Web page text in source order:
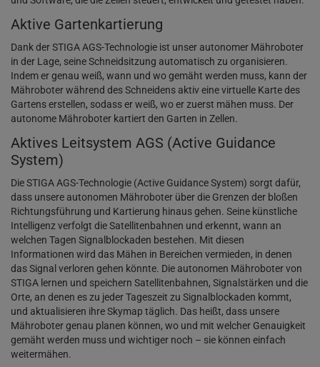
Aktive Gartenkartierung
Dank der STIGA AGS-Technologie ist unser autonomer Mähroboter
in der Lage, seine Schneidsitzung automatisch zu organisieren.
Indem er genau weiß, wann und wo gemäht werden muss, kann der
Mähroboter während des Schneidens aktiv eine virtuelle Karte des
Gartens erstellen, sodass er weiß, wo er zuerst mähen muss. Der
autonome Mähroboter kartiert den Garten in Zellen.
Aktives Leitsystem AGS (Active Guidance
System)
Die STIGA AGS-Technologie (Active Guidance System) sorgt dafür,
dass unsere autonomen Mähroboter über die Grenzen der bloßen
Richtungsführung und Kartierung hinaus gehen. Seine künstliche
Intelligenz verfolgt die Satellitenbahnen und erkennt, wann an
welchen Tagen Signalblockaden bestehen. Mit diesen
Informationen wird das Mähen in Bereichen vermieden, in denen
das Signal verloren gehen könnte. Die autonomen Mähroboter von
STIGA lernen und speichern Satellitenbahnen, Signalstärken und die
Orte, an denen es zu jeder Tageszeit zu Signalblockaden kommt,
und aktualisieren ihre Skymap täglich. Das heißt, dass unsere
Mähroboter genau planen können, wo und mit welcher Genauigkeit
gemäht werden muss und wichtiger noch – sie können einfach
weitermähen.